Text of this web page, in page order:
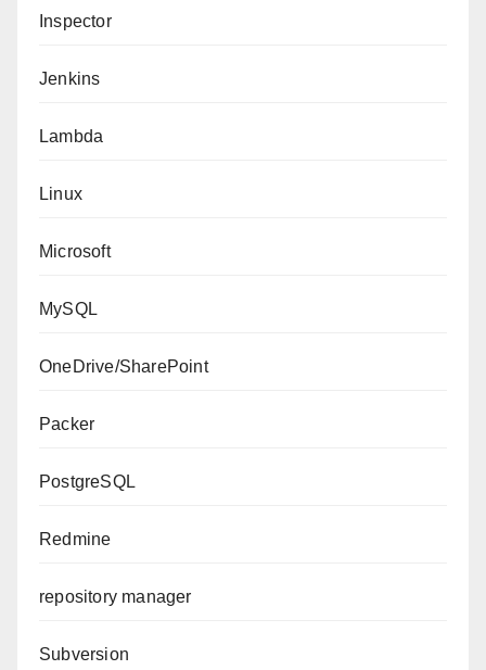
Inspector
Jenkins
Lambda
Linux
Microsoft
MySQL
OneDrive/SharePoint
Packer
PostgreSQL
Redmine
repository manager
Subversion